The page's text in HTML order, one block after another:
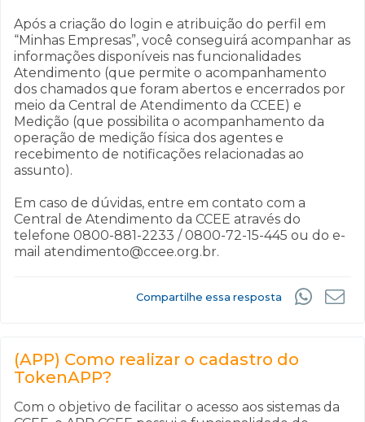
Após a criação do login e atribuição do perfil em
“Minhas Empresas”, você conseguirá acompanhar as
informações disponíveis nas funcionalidades
Atendimento (que permite o acompanhamento
dos chamados que foram abertos e encerrados por
meio da Central de Atendimento da CCEE) e
Medição (que possibilita o acompanhamento da
operação de medição física dos agentes e
recebimento de notificações relacionadas ao
assunto).
Em caso de dúvidas, entre em contato com a
Central de Atendimento da CCEE através do
telefone 0800-881-2233 / 0800-72-15-445 ou do e-
mail atendimento@ccee.org.br.
Compartilhe essa resposta
(APP) Como realizar o cadastro do
TokenAPP?
Com o objetivo de facilitar o acesso aos sistemas da